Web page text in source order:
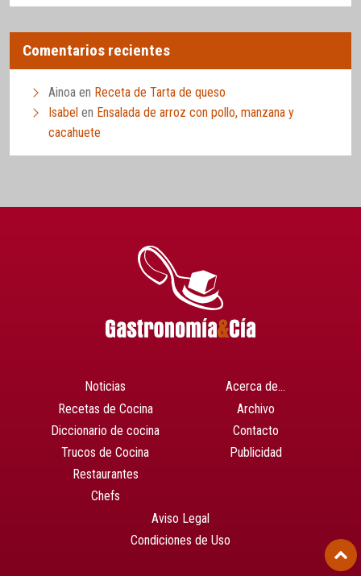
Comentarios recientes
Ainoa en Receta de Tarta de queso
Isabel en Ensalada de arroz con pollo, manzana y
cacahuete
Noticias
Recetas de Cocina
Diccionario de cocina
Trucos de Cocina
Restaurantes
Chefs
Acerca de…
Archivo
Contacto
Publicidad
Aviso Legal
Condiciones de Uso